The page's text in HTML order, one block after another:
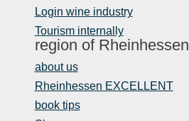
Login wine industry
Tourism internally
region of Rheinhessen
about us
Rheinhessen EXCELLENT
book tips